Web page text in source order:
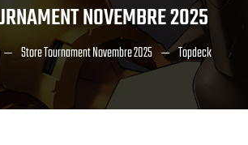
NOVEMBRE 2025
Store Tournament Novembre 2025 Topdeck